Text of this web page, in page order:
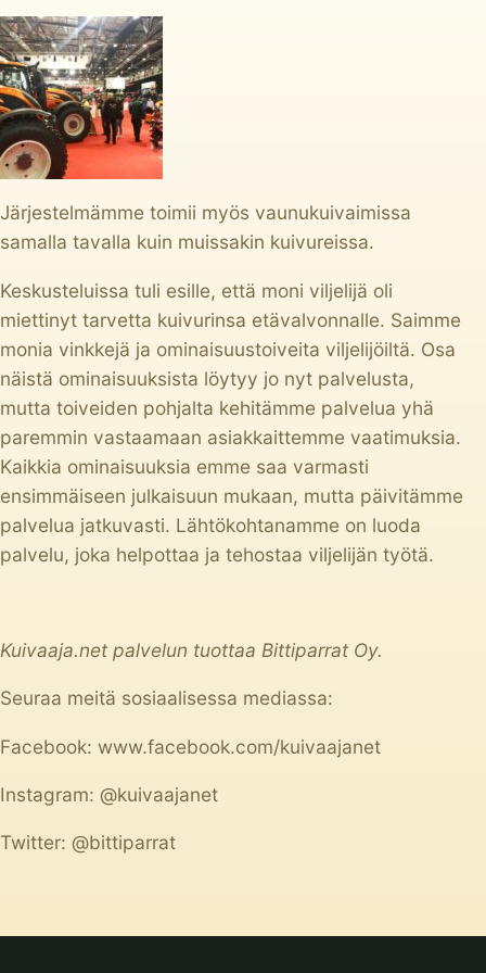
Järjestelmämme toimii myös vaunukuivaimissa
samalla tavalla kuin muissakin kuivureissa.
Keskusteluissa tuli esille, että moni viljelijä oli
miettinyt tarvetta kuivurinsa etävalvonnalle. Saimme
monia vinkkejä ja ominaisuustoiveita viljelijöiltä. Osa
näistä ominaisuuksista löytyy jo nyt palvelusta,
mutta toiveiden pohjalta kehitämme palvelua yhä
paremmin vastaamaan asiakkaittemme vaatimuksia.
Kaikkia ominaisuuksia emme saa varmasti
ensimmäiseen julkaisuun mukaan, mutta päivitämme
palvelua jatkuvasti. Lähtökohtanamme on luoda
palvelu, joka helpottaa ja tehostaa viljelijän työtä.
Kuivaaja.net palvelun tuottaa Bittiparrat Oy.
Seuraa meitä sosiaalisessa mediassa:
Facebook: www.facebook.com/kuivaajanet
Instagram: @kuivaajanet
Twitter: @bittiparrat